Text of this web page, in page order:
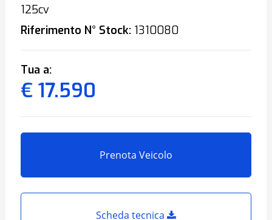
125cv
Riferimento N° Stock:1310080
Tua a:
€ 17.590
Prenota Veicolo
Scheda tecnica